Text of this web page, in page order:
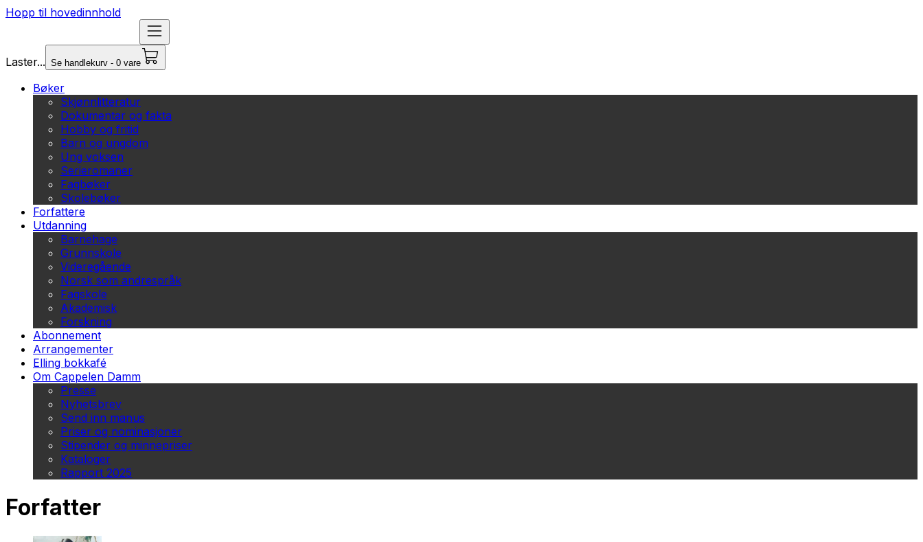
Hopp til hovedinnhold
Laster... Se handlekurv - 0 vare
Bøker
Skjønnlitteratur
Dokumentar og fakta
Hobby og fritid
Barn og ungdom
Ung voksen
Serieromaner
Fagbøker
Skolebøker
Forfattere
Utdanning
Barnehage
Grunnskole
Videregående
Norsk som andrespråk
Fagskole
Akademisk
Forskning
Abonnement
Arrangementer
Elling bokkafé
Om Cappelen Damm
Presse
Nyhetsbrev
Send inn manus
Priser og nominasjoner
Stipender og minnepriser
Kataloger
Rapport 2025
Forfatter